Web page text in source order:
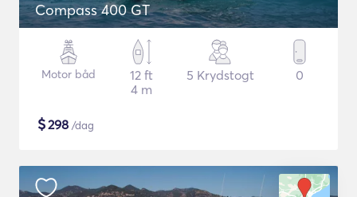
Compass 400 GT
Motor båd
12 ft
4 m
5 Krydstogt 0
$298 /dag